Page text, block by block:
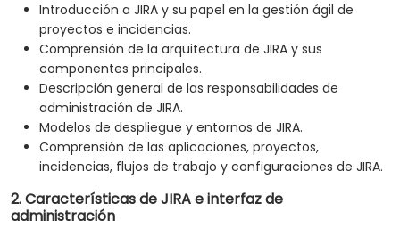
Introducción a JIRA y su papel en la gestión ágil de
proyectos e incidencias.
Comprensión de la arquitectura de JIRA y sus
componentes principales.
Descripción general de las responsabilidades de
administración de JIRA.
Modelos de despliegue y entornos de JIRA.
Comprensión de las aplicaciones, proyectos,
incidencias, flujos de trabajo y configuraciones de JIRA.
2. Características de JIRA e interfaz de
administración